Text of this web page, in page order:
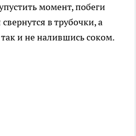
момент, побеги
в трубочки, а
и не налившись соком.